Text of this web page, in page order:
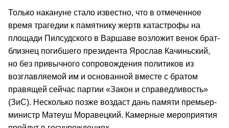
Только накануне стало известно, что в отмеченное
время трагедии к памятнику жертв катастрофы на
площади Пилсудского в Варшаве возложит венок брат-
близнец погибшего президента Ярослав Качиньский,
но без привычного сопровождения политиков из
возглавляемой им и основанной вместе с братом
правящей сейчас партии «Закон и справедливость»
(ЗиС). Несколько позже воздаст дань памяти премьер-
министр Матеуш Моравецкий. Камерные мероприятия